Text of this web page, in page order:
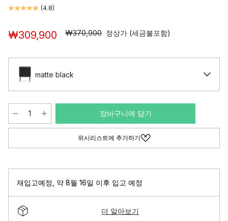
(4.8)
₩309,900 ₩370,900 정상가 (세금불포함)
matte black
장바구니에 담기
위시리스트에 추가하기
재입고예정 약 8월 16일 이후 입고 예정
더 알아보기